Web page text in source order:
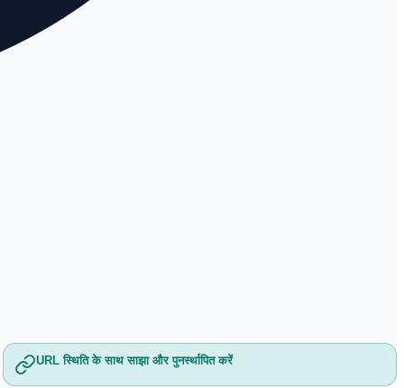
URL स्थिति के साथ साझा और पुनर्स्थापित करें